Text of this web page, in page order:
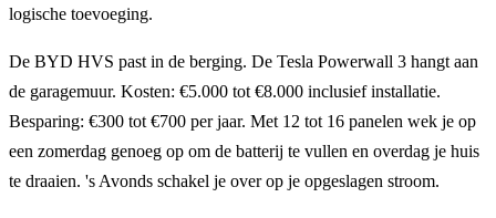
logische toevoeging.
De BYD HVS past in de berging. De Tesla Powerwall 3 hangt aan
de garagemuur. Kosten: €5.000 tot €8.000 inclusief installatie.
Besparing: €300 tot €700 per jaar. Met 12 tot 16 panelen wek je op
een zomerdag genoeg op om de batterij te vullen en overdag je huis
te draaien. 's Avonds schakel je over op je opgeslagen stroom.